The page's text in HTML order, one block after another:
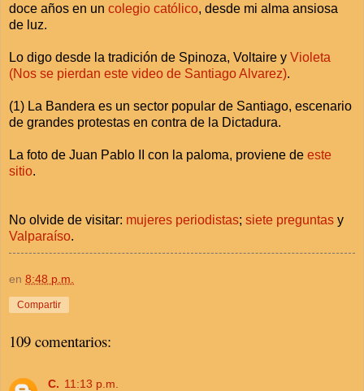
doce años en un colegio católico, desde mi alma ansiosa
de luz.
Lo digo desde la tradición de Spinoza, Voltaire y Violeta
(Nos se pierdan este video de Santiago Alvarez).
(1) La Bandera es un sector popular de Santiago, escenario
de grandes protestas en contra de la Dictadura.
La foto de Juan Pablo II con la paloma, proviene de este
sitio.
No olvide de visitar: mujeres periodistas; siete preguntas y
Valparaíso.
en 8:48 p.m.
Compartir
109 comentarios:
C. 11:13 p.m.